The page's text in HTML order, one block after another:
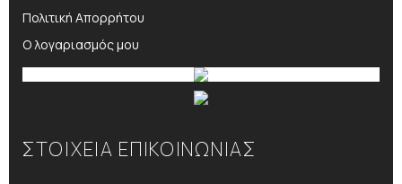
Πολιτική Απορρήτου
Ο λογαριασμός μου
ΣΤΟΙΧΕΙΑ ΕΠΙΚΟΙΝΩΝΙΑΣ